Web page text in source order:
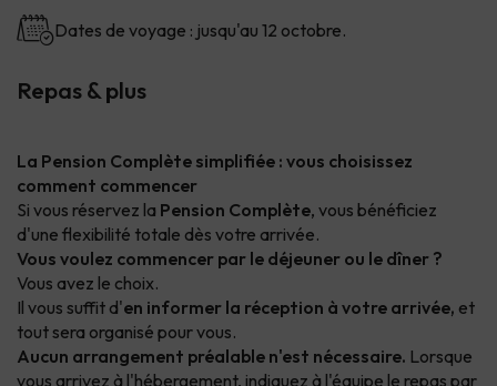
Dates de voyage : jusqu'au 12 octobre.
Repas & plus
La Pension Complète simplifiée : vous choisissez
comment commencer
Si vous réservez la Pension Complète, vous bénéficiez
d'une flexibilité totale dès votre arrivée.
Vous voulez commencer par le déjeuner ou le dîner ?
Vous avez le choix.
Il vous suffit d'en informer la réception à votre arrivée, et
tout sera organisé pour vous.
Aucun arrangement préalable n'est nécessaire. Lorsque
vous arrivez à l'hébergement, indiquez à l'équipe le repas par